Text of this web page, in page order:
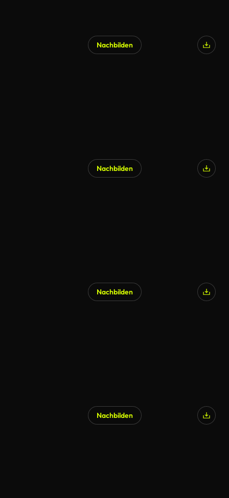
Nachbilden
Nachbilden
Nachbilden
Nachbilden